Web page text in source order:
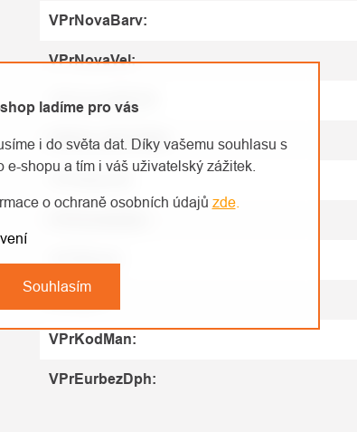
ladíme pro vás
i do světa dat. Díky vašemu souhlasu s
shopu a tím i váš uživatelský zážitek.
o ochraně osobních údajů zde.
Souhlasím
VPrNovaBarv:
VPrNovaVel:
VPrCenaIOEUR
PRICE_SECTION:
VPrIDtopC
VPrKodMan:
VPrEurbezDph: